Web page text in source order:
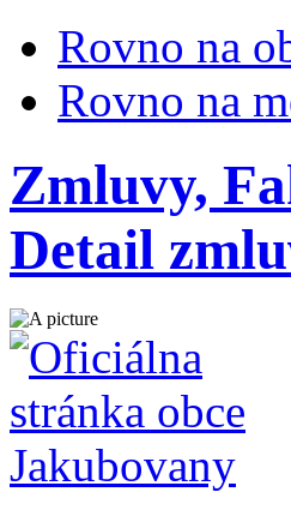
Rovno na
Rovno na
Zmluvy,
Detail